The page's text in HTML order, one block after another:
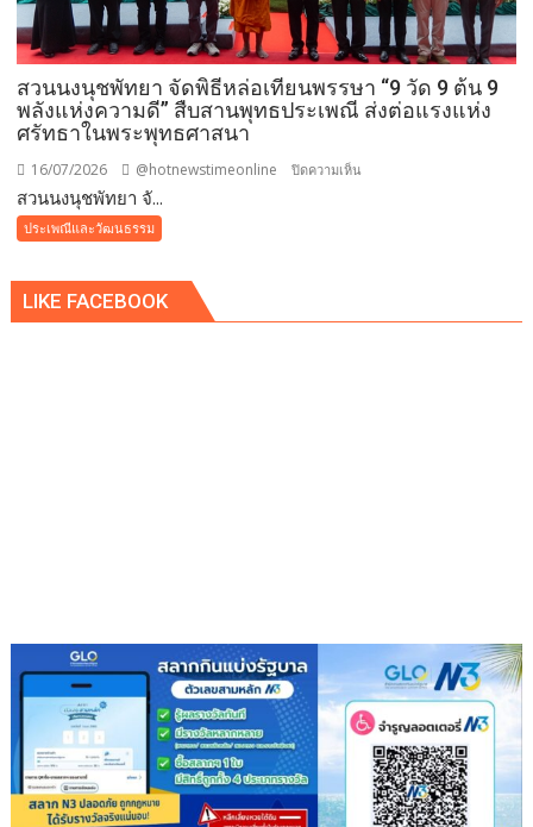
ล้าน
นา
ถวาย
พระ
ราช
สมเด็จ
สวนนงนุชพัทยา จัดพิธีหล่อเทียนพรรษา “9 วัด 9 ต้น 9
พลังแห่งความดี” สืบสานพุทธประเพณี ส่งต่อแรงแห่ง
ศรัทธาในพระพุทธศาสนา
16/07/2026 @hotnewstimeonline ปิดความเห็น
หล่อ
สืบสาน
พุทธ
ประเพณี
ส่ง
ต่อ
แรง
แห่ง
ศรัทธา
สวนนงนุชพัทยา จั...
ประเพณีและวัฒนธรรม
LIKE FACEBOOK